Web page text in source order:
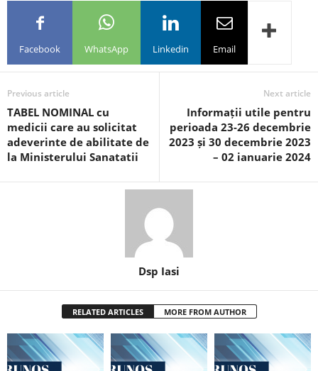
Facebook WhatsApp Linkedin Email
Previous article
TABEL NOMINAL cu
medicii care au solicitat
adeverinte de abilitate de
la Ministerului Sanatatii
Next article
Informații utile pentru
perioada 23-26 decembrie
2023 și 30 decembrie 2023
– 02 ianuarie 2024
Dsp Iasi
RELATED ARTICLES MORE FROM AUTHOR